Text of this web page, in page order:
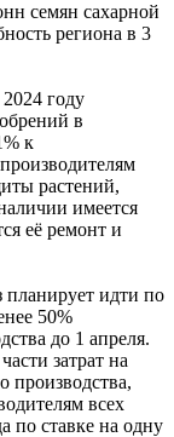
семян сахарной
региона в 3
году
в
к
растений,
имеется
её ремонт и
идти по
50%
до 1 апреля.
затрат на
производства,
всех
по ставке на одну